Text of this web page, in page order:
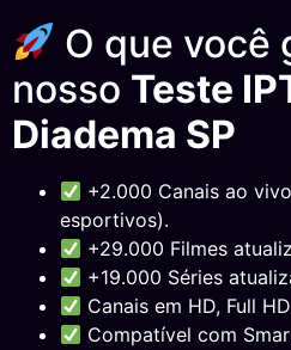
O que você
nosso Teste
Diadema SP
+2.000 Canais ao
esportivos).
+29.000 Filmes
+19.000 Séries
Canais em HD, Full
Compatível com